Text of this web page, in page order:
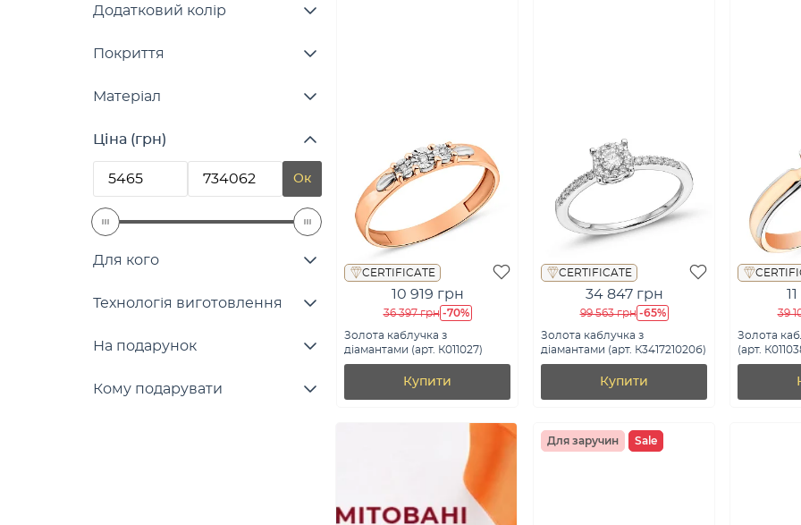
Додатковий колір
Покриття
Матеріал
Ціна (грн)
Ок
Для кого
Технологія виготовлення
На подарунок
Кому подарувати
CERTIFICATE
10 919 грн
36 397 грн -70%
Золота каблучка з
діамантами (арт. К011027)
Купити
CERTIFICATE
34 847 грн
99 563 грн -65%
Золота каблучка з
діамантами (арт. К341721020б)
Купити
39
Золота
(арт.
Для заручин Sale